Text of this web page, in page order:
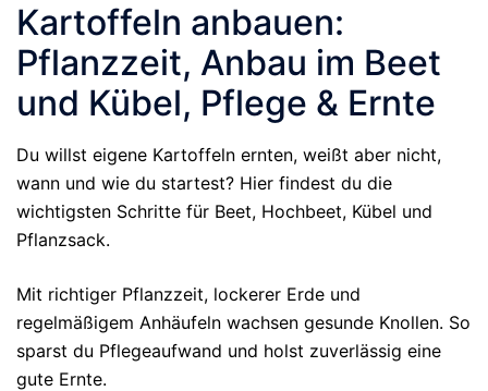
Kartoffeln anbauen:
Pflanzzeit, Anbau im Beet
und Kübel, Pflege & Ernte
Du willst eigene Kartoffeln ernten, weißt aber nicht,
wann und wie du startest? Hier findest du die
wichtigsten Schritte für Beet, Hochbeet, Kübel und
Pflanzsack.
Mit richtiger Pflanzzeit, lockerer Erde und
regelmäßigem Anhäufeln wachsen gesunde Knollen. So
sparst du Pflegeaufwand und holst zuverlässig eine
gute Ernte.